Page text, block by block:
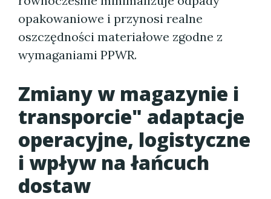
opakowaniowe i przynosi realne
oszczędności materiałowe zgodne z
wymaganiami PPWR.
Zmiany w magazynie i
transporcie" adaptacje
operacyjne, logistyczne
i wpływ na łańcuch
dostaw